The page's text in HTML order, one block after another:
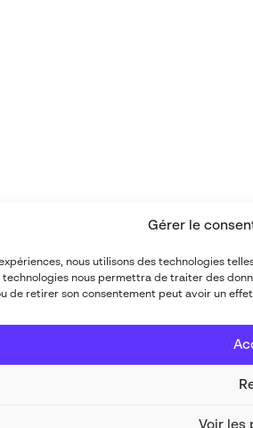
Gérer le
nous utilisons des technologies
technologies nous permettra de traiter des
de retirer son consentement peut avoir un
Voir les